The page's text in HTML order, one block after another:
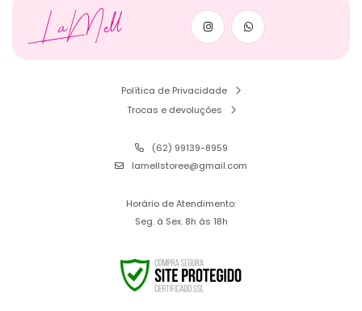
LaMell
Política de Privacidade
Trocas e devoluções
(62) 99139-8959
lamellstoree@gmail.com
Horário de Atendimento:
Seg. à Sex. 8h às 18h